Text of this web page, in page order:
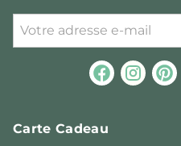
Carte Cadeau